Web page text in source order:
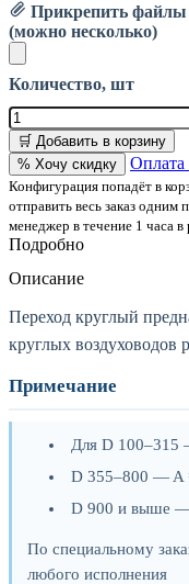
Прикрепить
(можно несколько)
Количество, шт
🛒 Добавить в корзину
% Хочу скидку
Оплата
Конфигурация попадёт в
отправить весь заказ одним
менеджер в течение 1 часа в
Подробно
Описание
Переход круглый
круглых воздуховодов
Примечание
Для D
D 355–800 — A
D 900 и выше
По специальному
любого исполнения